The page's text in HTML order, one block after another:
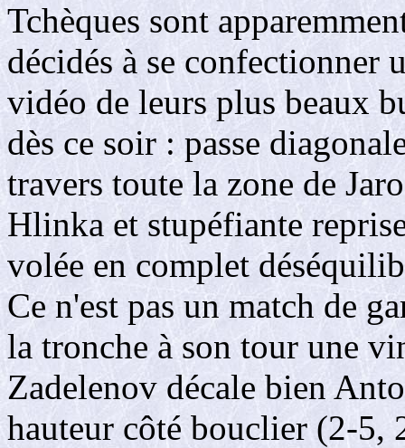
Tchèques sont
décidés à se confectionner
vidéo de leurs plus beaux
dès ce soir : passe
travers toute la zone de
Hlinka et stupéfiante
volée en complet
Ce n'est pas un match de
la tronche à son tour une
Zadelenov décale bien
hauteur côté bouclier (2-5,